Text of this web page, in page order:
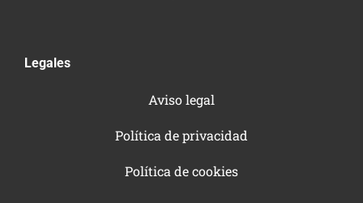
Legales
Aviso legal
Política de privacidad
Política de cookies